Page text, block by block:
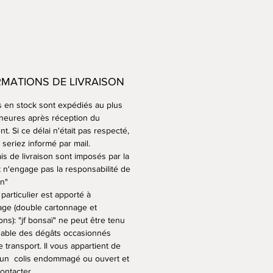
leur épaisseur et aussi la place
dans le four lors de la cuisson
de mes pots sont en terre
émail, mais cuits également
l'argile devient
et résistante au gel
idéal pour vos arbres qui
l’année dehors.
DE LIVRAISON
en stock sont expédiés au plus
après réception du
Si ce délai n'était pas respecté,
informé par mail.
de livraison sont imposés par la
n'engage pas la responsabilité de
est apporté à
(double cartonnage et
"jf bonsaï" ne peut être tenu
des dégâts occasionnés
transport. Il vous appartient de
colis endommagé ou ouvert et